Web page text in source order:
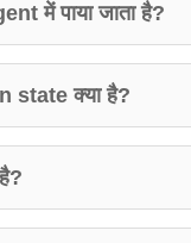
में पाया जाता है?
state क्या है?